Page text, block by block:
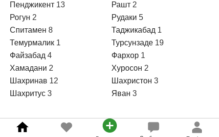
Пенджикент 13 Рашт 2
Рогун 2 Рудаки 5
Спитамен 8 Таджикабад 1
Темурмалик 1 Турсунзаде 19
Файзабад 4 Фархор 1
Хамадани 2 Хуросон 2
Шахринав 12 Шахристон 3
Шахритус 3 Яван 3